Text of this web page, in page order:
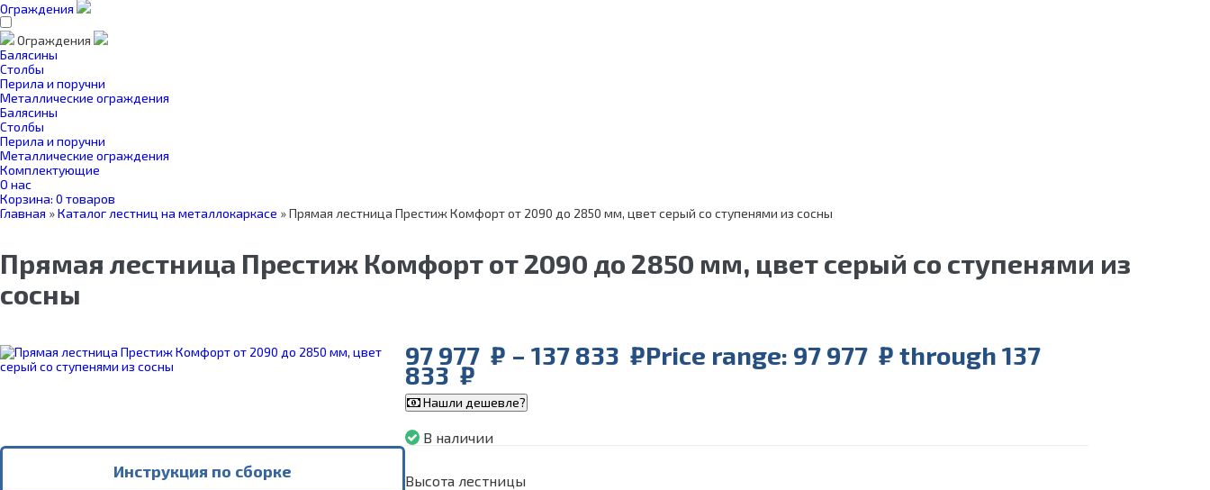
Ограждения
Ограждения
Балясины
Столбы
Перила и поручни
Металлические ограждения
Балясины
Столбы
Перила и поручни
Металлические ограждения
Комплектующие
О нас
Корзина: 0 товаров
Главная »Каталог лестниц на металлокаркасе »Прямая лестница Престиж Комфорт от 2090 до 2850 мм, цвет серый со ступенями из сосны
Прямая лестница Престиж Комфорт от 2090 до 2850 мм, цвет серый со ступенями из
сосны
Инструкция по сборке
97 977 ₽ – 137 833 ₽Price range: 97 977 ₽ through 137
833 ₽
Нашли дешевле?
В наличии
Высота лестницы